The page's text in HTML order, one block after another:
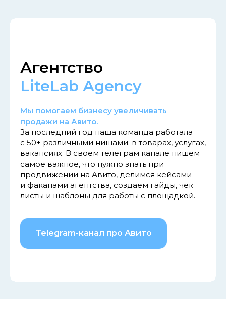
Агентство
LiteLab Аgency
Мы помогаем бизнесу увеличивать
продажи на Авито.
За последний год наша команда работала
с 50+ различными нишами: в товарах, услугах,
вакансиях. В своем телеграм канале пишем
самое важное, что нужно знать при
продвижении на Авито, делимся кейсами
и факапами агентства, создаем гайды, чек
листы и шаблоны для работы с площадкой.
Telegram-канал про Авито